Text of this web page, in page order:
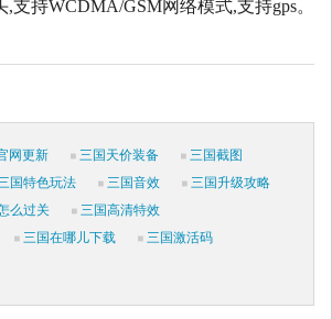
支持WCDMA/GSM网络模式,支持gps。
网更新 三国天价装备
三国截图
国特色玩法 三国音效
三国升级攻略
么过关
三国高清特效
三国在哪儿下载
三国激活码